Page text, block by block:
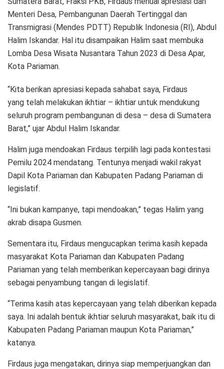
Menteri Desa, Pembangunan Daerah Tertinggal dan
Transmigrasi (Mendes PDTT) Republik Indonesia (RI), Abdul
Halim Iskandar. Hal itu disampaikan Halim saat membuka
Lomba Desa Wisata Nusantara Tahun 2023 di Desa Apar,
Kota Pariaman.
“Kita berikan apresiasi kepada sahabat saya, Firdaus
yang telah melakukan ikhtiar – ikhtiar untuk mendukung
seluruh program pembangunan di desa – desa di Sumatera
Barat,” ujar Abdul Halim Iskandar.
Halim juga mendoakan Firdaus terpilih lagi pada kontestasi
Pemilu 2024 mendatang. Tentunya menjadi wakil rakyat
Dapil Kota Pariaman dan Kabupaten Padang Pariaman di
legislatif.
“Ini bukan kampanye, tapi mendoakan,” tegas Halim yang
akrab disapa Gusmen.
Sementara itu, Firdaus mengucapkan terima kasih kepada
masyarakat Kota Pariaman dan Kabupaten Padang
Pariaman yang telah memberikan kepercayaan bagi dirinya
sebagai penyambung tangan di legislatif.
“Terima kasih atas kepercayaan yang telah diberikan kepada
saya. Ini adalah bentuk ikhtiar seluruh masyarakat, baik itu di
Kabupaten Padang Pariaman maupun Kota Pariaman,”
katanya.
Firdaus juga mengatakan, dirinya siap memperjuangkan dan